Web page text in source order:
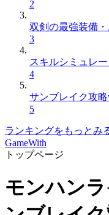
2
双剣の最強装備
3
スキルシミュレ
4
サンブレイク攻
5
ランキングをもっとみ
GameWith
トップページ
モンハン